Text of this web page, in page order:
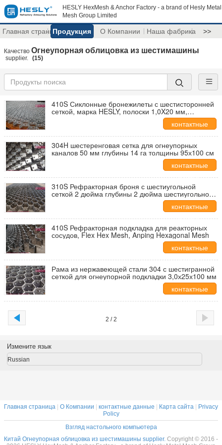
HESLY HexMesh & Anchor Factory - a brand of Hesly Metal
Mesh Group Limited
Главная страницаПродукция О Компании Наша фабрика >>
Качество Огнеупорная облицовка из шестимашины
supplier. (15)
410S Сиклонные бронежилеты с шестисторонней
сеткой, марка HESLY, полоски 1,0X20 мм,
контактные
данные
304H шестеренговая сетка для огнеупорных
каналов 50 мм глубины 14 га толщины 95х100 см
контактные
данные
310S Рефракторная броня с шестиугольной
сеткой 2 дюйма глубины 2 дюйма шестиугольной
контактные
данные
410S Рефракторная подкладка для реакторных
сосудов, Flex Hex Mesh, Anping Hexagonal Mesh
контактные
данные
Рама из нержавеющей стали 304 с шестигранной
сеткой для огнеупорной подкладки 3,0х25х100 мм
контактные
данные
2 / 2
Измените язык
Russian
Главная страница О Компании контактные данные Карта сайта
Privacy
Policy
Взгляд настольного компьютера
Китай Огнеупорная облицовка из шестимашины supplier. Copyright © 2016 -